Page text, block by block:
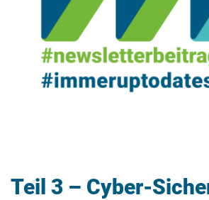
Teil 3 – Cyber-